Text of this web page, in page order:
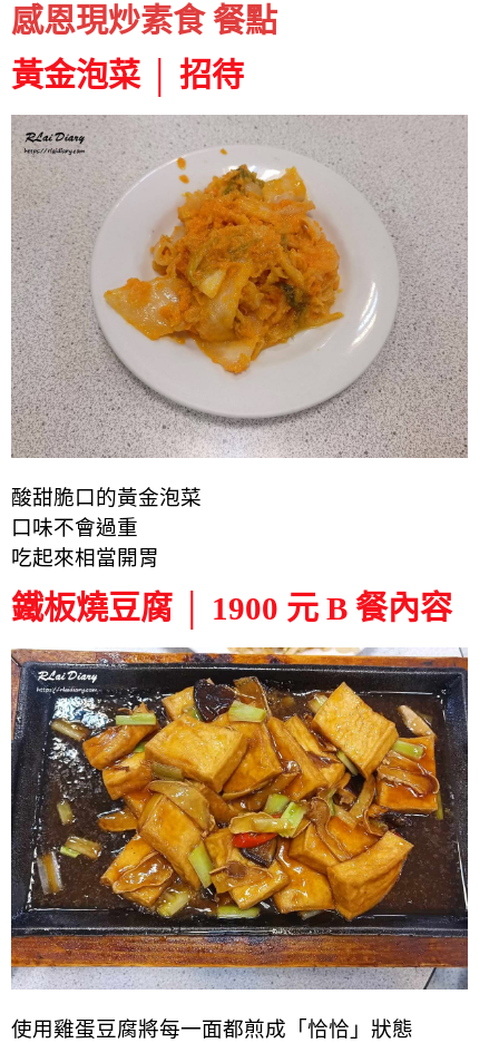
感恩現炒素食 餐點
黃金泡菜 │ 招待
酸甜脆口的黃金泡菜
口味不會過重
吃起來相當開胃
鐵板燒豆腐 │ 1900 元 B 餐內容
使用雞蛋豆腐將每一面都煎成「恰恰」狀態